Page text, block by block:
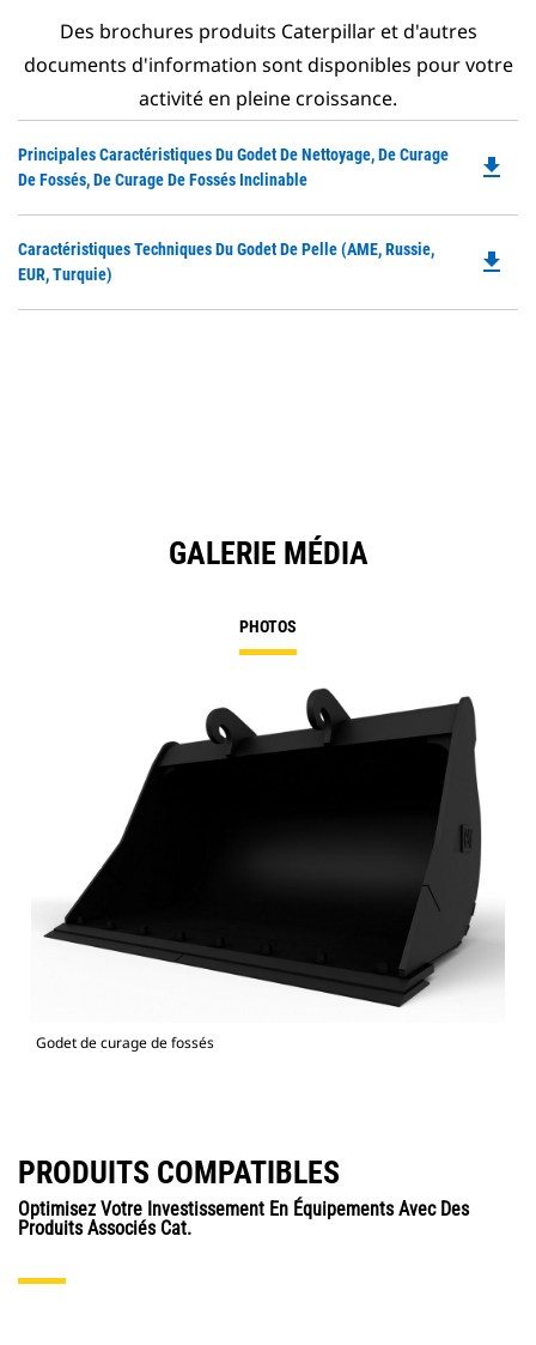
Des brochures produits Caterpillar et d'autres
documents d'information sont disponibles pour votre
activité en pleine croissance.
Principales Caractéristiques Du Godet De Nettoyage, De Curage
De Fossés, De Curage De Fossés Inclinable
file_download
Caractéristiques Techniques Du Godet De Pelle (AME, Russie,
EUR, Turquie)
file_download
GALERIE MÉDIA
PHOTOS
Godet de curage de fossés
PRODUITS COMPATIBLES
Optimisez Votre Investissement En Équipements Avec Des
Produits Associés Cat.